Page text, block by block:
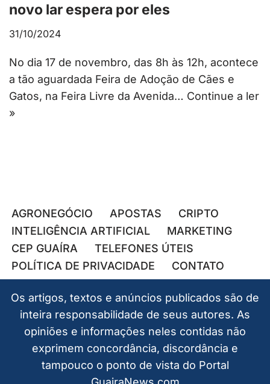
novo lar espera por eles
31/10/2024
No dia 17 de novembro, das 8h às 12h, acontece
a tão aguardada Feira de Adoção de Cães e
Gatos, na Feira Livre da Avenida… Continue a ler
»
AGRONEGÓCIO APOSTAS
CRIPTO
INTELIGÊNCIA ARTIFICIAL
MARKETING
CEP GUAÍRA
TELEFONES ÚTEIS
POLÍTICA DE PRIVACIDADE
CONTATO
Os artigos, textos e anúncios publicados são de
inteira responsabilidade de seus autores. As
opiniões e informações neles contidas não
exprimem concordância, discordância e
tampouco o ponto de vista do Portal